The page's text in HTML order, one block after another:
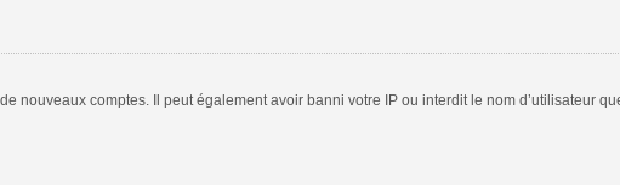
nouveaux comptes. Il peut également avoir banni votre IP ou interdit le nom d’utilisateur